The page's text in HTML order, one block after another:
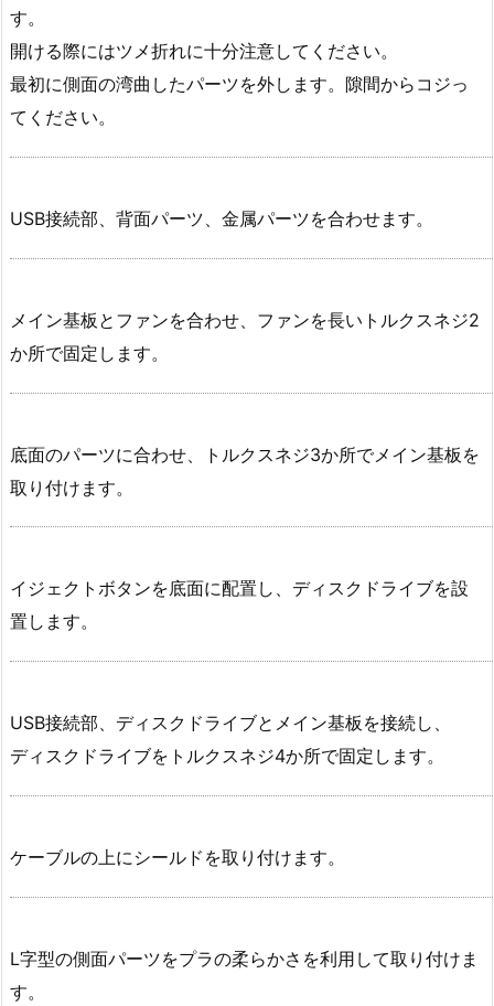
す。
開ける際にはツメ折れに十分注意してください。
最初に側面の湾曲したパーツを外します。隙間からコジっ
てください。
USB接続部、背面パーツ、金属パーツを合わせます。
メイン基板とファンを合わせ、ファンを長いトルクスネジ2
か所で固定します。
底面のパーツに合わせ、トルクスネジ3か所でメイン基板を
取り付けます。
イジェクトボタンを底面に配置し、ディスクドライブを設
置します。
USB接続部、ディスクドライブとメイン基板を接続し、
ディスクドライブをトルクスネジ4か所で固定します。
ケーブルの上にシールドを取り付けます。
L字型の側面パーツをプラの柔らかさを利用して取り付けま
す。